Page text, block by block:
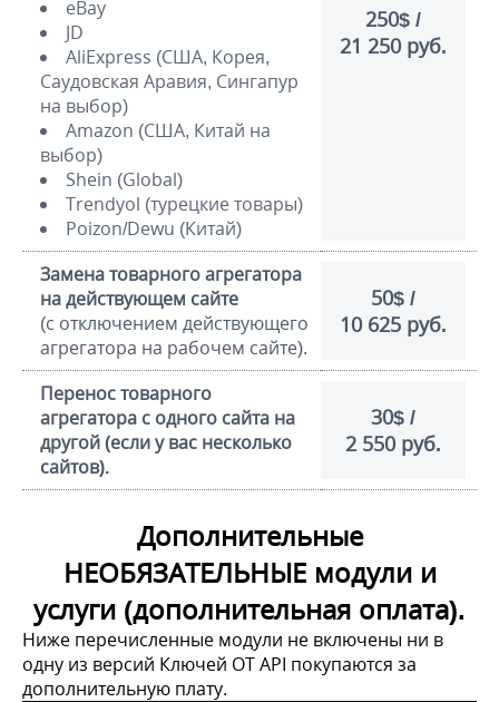
eBay
JD
AliExpress (США, Корея,
Саудовская Аравия, Сингапур
на выбор)
Amazon (США, Китай на
выбор)
Shein (Global)
Trendyol (турецкие товары)
Poizon/Dewu (Китай)
250$ /
21 250 руб.
Замена товарного агрегатора
на действующем сайте
(с отключением действующего
агрегатора на рабочем сайте).
50$ /
10 625 руб.
Перенос товарного
агрегатора с одного сайта на
другой (если у вас несколько
сайтов).
30$ /
2 550 руб.
Дополнительные
НЕОБЯЗАТЕЛЬНЫЕ модули и
услуги (дополнительная оплата).
Ниже перечисленные модули не включены ни в
одну из версий Ключей OT API покупаются за
дополнительную плату.